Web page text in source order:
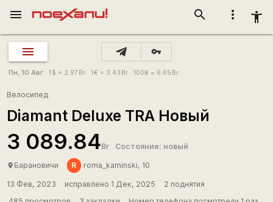
more_vert accessibility_new
search
menu
vpn_key
Пн, 10 Авг 1 $ = 2.97 Br 1€ = 3.43 Br 100₴ = 6.65 Br
Велосипед
Diamant Deluxe TRA Новый
3 089.84Br Состояние: новый
place Барановичи R roma_kaminski, 10
13 Фев, 2023 исправлено 1 Дек, 2025
2 поднятия